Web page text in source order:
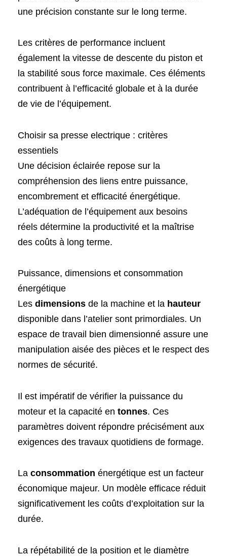
une précision constante sur le long terme.
Les critères de performance incluent
également la vitesse de descente du piston et
la stabilité sous force maximale. Ces éléments
contribuent à l’efficacité globale et à la durée
de vie de l’équipement.
Choisir sa presse electrique : critères
essentiels
Une décision éclairée repose sur la
compréhension des liens entre puissance,
encombrement et efficacité énergétique.
L’adéquation de l’équipement aux besoins
réels détermine la productivité et la maîtrise
des coûts à long terme.
Puissance, dimensions et consommation
énergétique
Les dimensionsde la machine et la hauteur
disponible dans l’atelier sont primordiales. Un
espace de travail bien dimensionné assure une
manipulation aisée des pièces et le respect des
normes de sécurité.
Il est impératif de vérifier la puissance du
moteur et la capacité en tonnes. Ces
paramètres doivent répondre précisément aux
exigences des travaux quotidiens de formage.
La consommation énergétique est un facteur
économique majeur. Un modèle efficace réduit
significativement les coûts d’exploitation sur la
durée.
La répétabilité de la position et le diamètre